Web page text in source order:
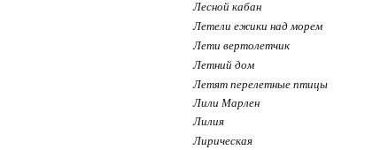
Лесной кабан
Летели ежики над морем
Лети вертолетчик
Летний дом
Летят перелетные птицы
Лили Марлен
Лилия
Лирическая